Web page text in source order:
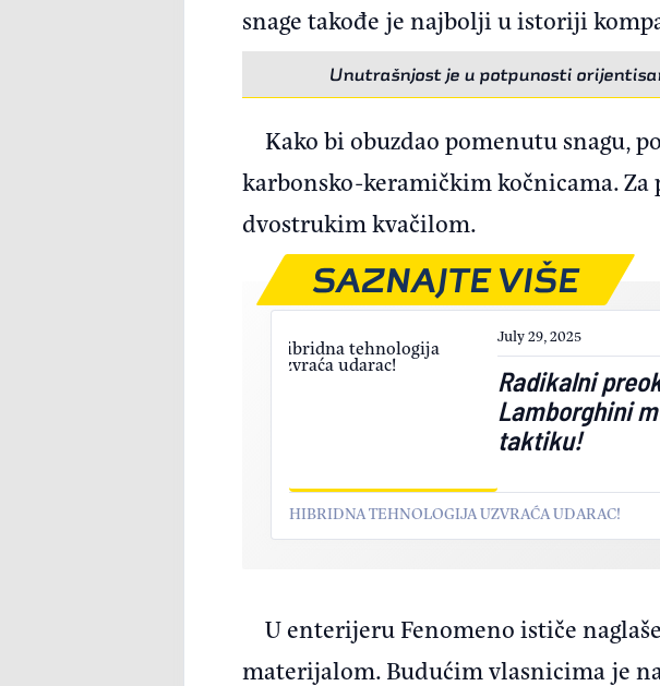
snage takođe je najbolji u istoriji
Unutrašnjost je u potpunosti
Kako bi obuzdao pomenutu snagu,
karbonsko-keramičkim kočnicama. Za
dvostrukim kvačilom.
July 29, 2025
Radikalni
Lamborghini
taktiku!
HIBRIDNA TEHNOLOGIJA UZVRAĆA UDARAC!
SAZNAJTE VIŠE
U enterijeru Fenomeno ističe
materijalom. Budućim vlasnicima je